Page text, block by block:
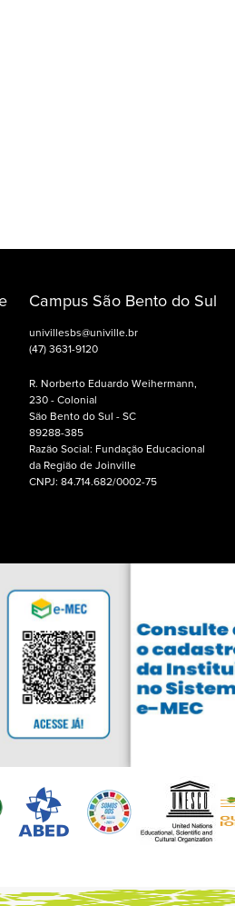
Campus São Bento do Sul
univillesbs@univille.br
(47) 3631-9120
R. Norberto Eduardo Weihermann,
230 - Colonial
São Bento do Sul - SC
89288-385
Razão Social: Fundação Educacional
da Região de Joinville
CNPJ: 84.714.682/0002-75